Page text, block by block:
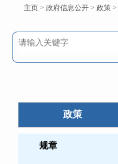
主页 > 政府信息公开 > 政策 >
政策
规章